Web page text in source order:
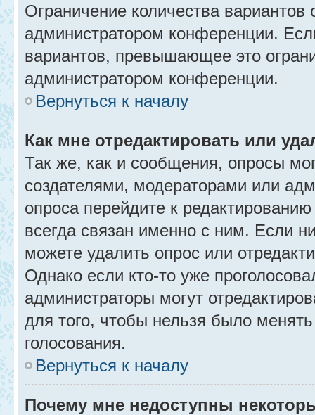
Ограничение количества вариантов
администратором конференции.
вариантов, превышающее это
администратором конференции.
Вернуться к началу
Как мне отредактировать или
Так же, как и сообщения, опросы
создателями, модераторами или
опроса перейдите к
всегда связан именно с ним. Если
можете удалить опрос или
Однако если кто-то уже
администраторы могут
для того, чтобы нельзя было
голосования.
Вернуться к началу
Почему мне недоступны